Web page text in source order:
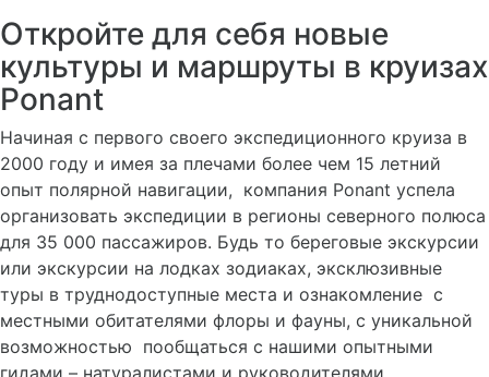
Откройте для себя новые
культуры и маршруты в круизах
Ponant
Начиная с первого своего экспедиционного круиза в
2000 году и имея за плечами более чем 15 летний
опыт полярной навигации, компания Ponant успела
организовать экспедиции в регионы северного полюса
для 35 000 пассажиров. Будь то береговые экскурсии
или экскурсии на лодках зодиаках, эксклюзивные
туры в труднодоступные места и ознакомление с
местными обитателями флоры и фауны, с уникальной
возможностью пообщаться с нашими опытными